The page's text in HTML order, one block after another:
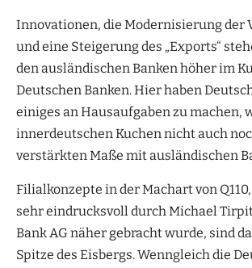
Innovationen, die Modernisierung der
und eine Steigerung des „Exports“
den ausländischen Banken höher im
Deutschen Banken. Hier haben
einiges an Hausaufgaben zu machen,
innerdeutschen Kuchen nicht auch
verstärkten Maße mit ausländischen
Filialkonzepte in der Machart von
sehr eindrucksvoll durch Michael
Bank AG näher gebracht wurde, sind
Spitze des Eisbergs. Wenngleich die